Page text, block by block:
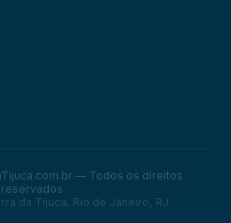
— Todos os direitos
reservados
da Tijuca, Rio de Janeiro, RJ